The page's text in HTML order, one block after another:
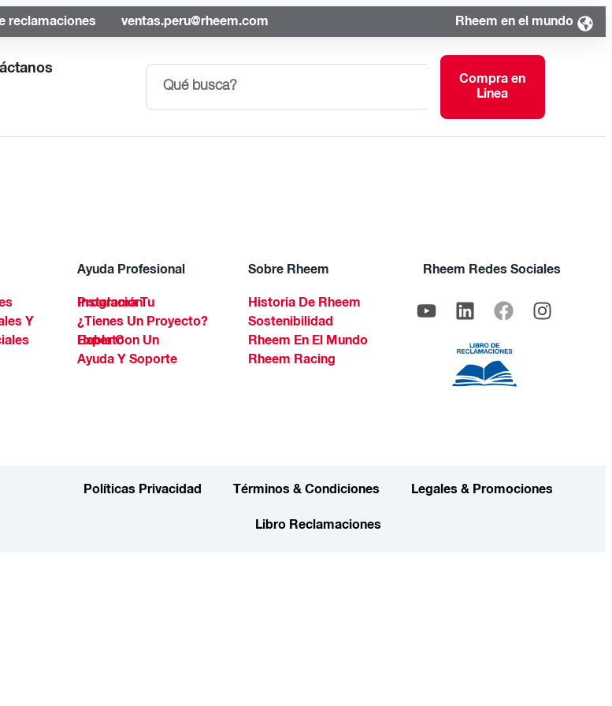
reclamaciones ventas.peru@rheem.com Rheem en el mundo
Compra en
Linea
Ayuda Profesional
Programa Tu Instalación
¿Tienes Un Proyecto?
Habla Con Un Experto
Ayuda Y Soporte
Sobre Rheem
Historia De Rheem
Sostenibilidad
Rheem En El Mundo
Rheem Racing
Rheem Redes Sociales
Políticas Privacidad Términos & Condiciones Legales & Promociones
Libro Reclamaciones